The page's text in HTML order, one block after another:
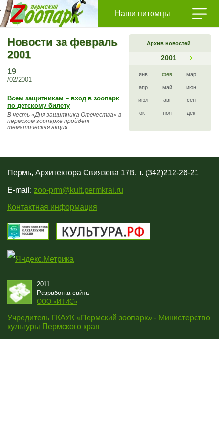
Наши питомцы
Архив новостей
2001
янв фев мар
апр май июн
июл авг сен
окт ноя дек
Новости за февраль
2001
19
/02/2001
Всем защитникам – вход в зоопарк
по детскому билету
В честь «Дня защитника Отечества» в
пермском зоопарке пройдет
тематическая акция.
Пермь, Архитектора Свиязева 17В. т. (342)212-26-21
E-mail: zoo-prm@kult.permkrai.ru
Контактная информация
2011
Разработка сайта
OOO «ИТИС»
Учредитель ГКАУК «Пермский зоопарк» - Министерство
культуры Пермского края